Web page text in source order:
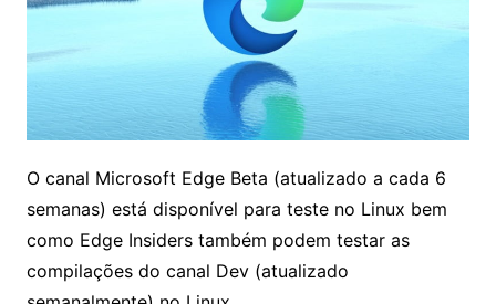
O canal Microsoft Edge Beta (atualizado a cada 6
semanas) está disponível para teste no Linux bem
como Edge Insiders também podem testar as
compilações do canal Dev (atualizado